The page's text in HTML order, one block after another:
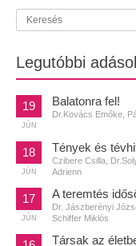
Legutóbbi
19
JÚN
Balatonra fel!
Dr.Kovács Emőke,
18
JÚN
Tények és
Czibere Csilla,
Adrienn
17
JÚN
A teremtés
Dr. Jászberényi
Schiffer Miklós
Társak az